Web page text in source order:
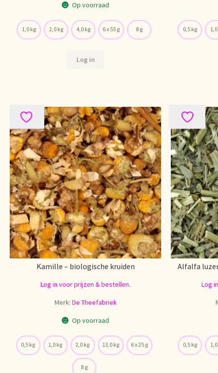
Op voorraad
1,0 kg 2,0 kg 4,0 kg 6 x 55 g 8 g
Log in
0,5 kg
Kamille – biologische kruiden
Log in voor prijzen & bestellen.
Merk: De Theefabriek
Op voorraad
0,5 kg 1,0 kg 2,0 kg 13,0 kg 6 x 25 g
8 g
Alfalfa
Log
0,5 kg